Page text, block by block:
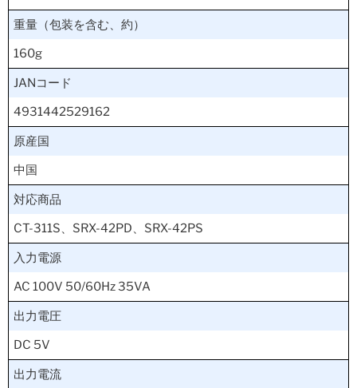
重量（包装を含む、約）
160g
JANコード
4931442529162
原産国
中国
対応商品
CT-311S、SRX-42PD、SRX-42PS
入力電源
AC 100V 50/60Hz 35VA
出力電圧
DC 5V
出力電流